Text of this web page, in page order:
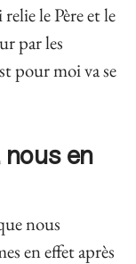
le Père et le
par les
pour moi va se
nous en
nous
en effet après